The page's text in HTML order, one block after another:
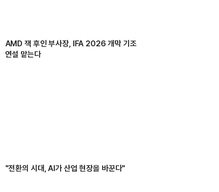
AMD 잭 후인 부사장, IFA 2026 개막 기조
연설 맡는다
"전환의 시대, AI가 산업 현장을 바꾼다"